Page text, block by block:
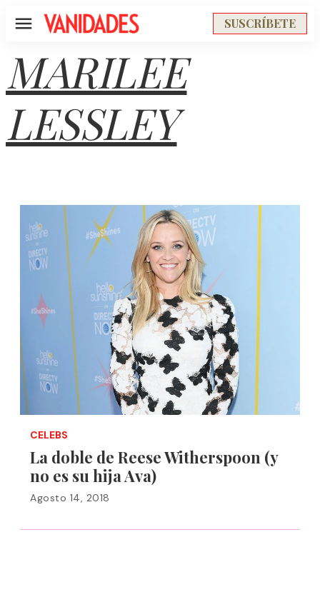
Menú SUSCRÍBETE
MARILEE
LESSLEY
CELEBS
La doble de Reese Witherspoon (y
no es su hija Ava)
Agosto 14, 2018